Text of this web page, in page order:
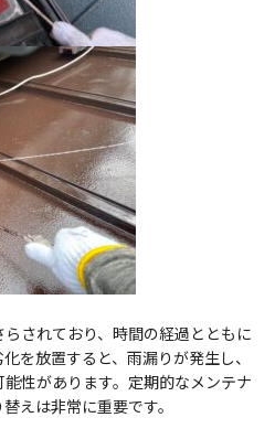
されており、時間の経過とともに
を放置すると、雨漏りが発生し、
性があります。定期的なメンテナ
えは非常に重要です。